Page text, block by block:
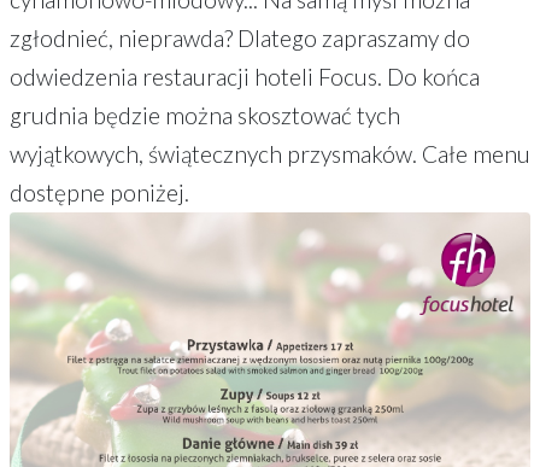
zgłodnieć, nieprawda? Dlatego zapraszamy do
odwiedzenia restauracji hoteli Focus. Do końca
grudnia będzie można skosztować tych
wyjątkowych, świątecznych przysmaków. Całe menu
dostępne poniżej.